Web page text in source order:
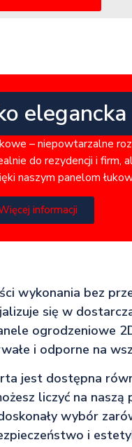
– niepowtarzalne
do rezydencji i firm,
naszym panelom
informacji
wykonania bez
się w
ogrodzeniowe
i odporne na
jest dostępna
liczyć na
wybór
i